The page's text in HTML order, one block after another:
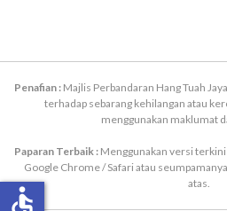
Penafian : Majlis Perbandaran Hang Tuah
terhadap sebarang kehilangan atau
menggunakan maklumat
Paparan Terbaik :Menggunakan versi
Google Chrome / Safari atau
atas.
accessible